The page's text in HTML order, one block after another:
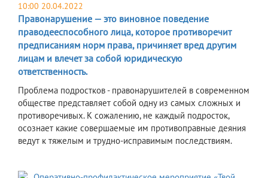
10:00 20.04.2022
Правонарушение — это виновное поведение
праводееспособного лица, которое противоречит
предписаниям норм права, причиняет вред другим
лицам и влечет за собой юридическую
ответственность.
Проблема подростков - правонарушителей в современном
обществе представляет собой одну из самых сложных и
противоречивых. К сожалению, не каждый подросток,
осознает какие совершаемые им противоправные деяния
ведут к тяжелым и трудно-исправимым последствиям.